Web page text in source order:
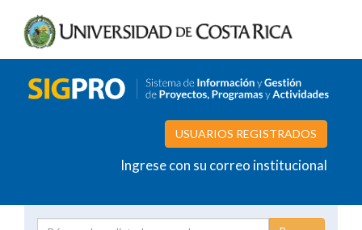
USUARIOS REGISTRADOS
Ingrese con su correo institucional